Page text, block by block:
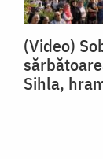
(Video)
Sihla,